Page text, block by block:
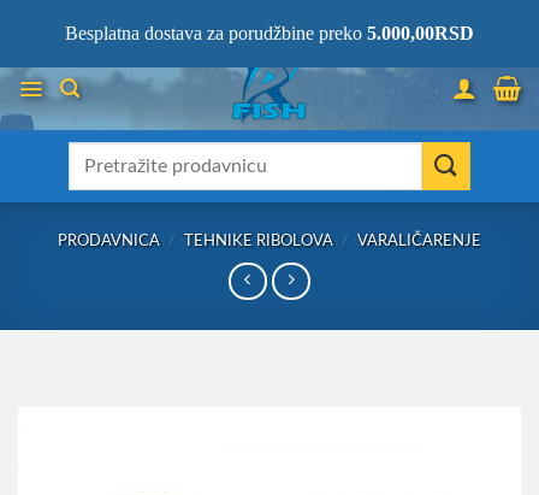
content
MESTU!
PRODAVNICA / TEHNIKE RIBOLOVA / VARALIČARENJE
Besplatna dostava za porudžbine preko 5.000,00RSD